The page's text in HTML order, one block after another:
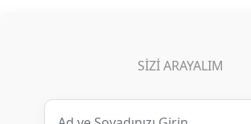
SIZI ARAYALIM